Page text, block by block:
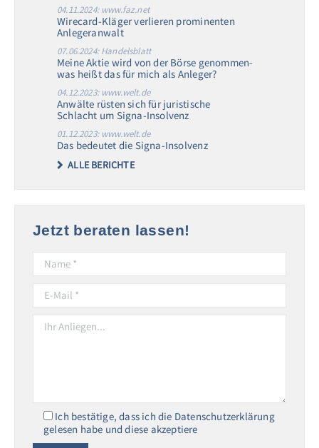
04.11.2024: www.faz.net
Wirecard-Kläger verlieren prominenten
Anlegeranwalt
07.06.2024: Handelsblatt
Meine Aktie wird von der Börse genommen-
was heißt das für mich als Anleger?
04.12.2023: www.welt.de
Anwälte rüsten sich für juristische
Schlacht um Signa-Insolvenz
01.12.2023: www.welt.de
Das bedeutet die Signa-Insolvenz
ALLE BERICHTE
Jetzt beraten lassen!
Ich bestätige, dass ich die Datenschutzerklärung
gelesen habe und diese akzeptiere